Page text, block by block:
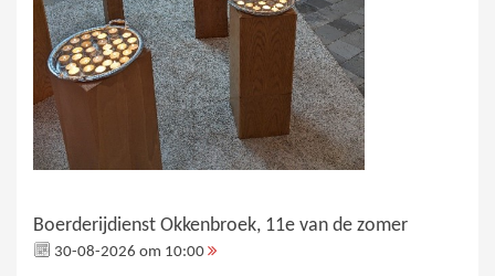
Boerderijdienst Okkenbroek, 11e van de zomer
30-08-2026 om 10:00